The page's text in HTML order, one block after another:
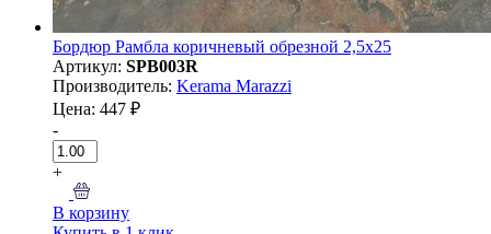
Бордюр Рамбла коричневый обрезной 2,5x25
Артикул: SPB003R
Производитель: Kerama Marazzi
Цена: 447 ₽
-
+
В корзину